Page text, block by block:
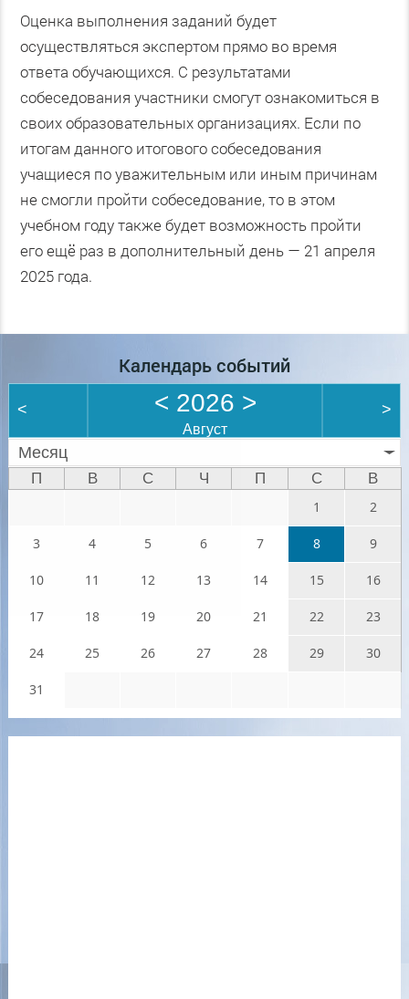
Оценка выполнения заданий будет
осуществляться экспертом прямо во время
ответа обучающихся. С результатами
собеседования участники смогут ознакомиться в
своих образовательных организациях. Если по
итогам данного итогового собеседования
учащиеся по уважительным или иным причинам
не смогли пройти собеседование, то в этом
учебном году также будет возможность пройти
его ещё раз в дополнительный день — 21 апреля
2025 года.
Календарь событий
< < 2026 >
Август
>
Месяц
П В С Ч П С
В
1
2
3 4 5 6 7 8 9
10 11 12 13 14 15 16
17 18 19 20 21 22 23
24 25 26 27 28 29 30
31